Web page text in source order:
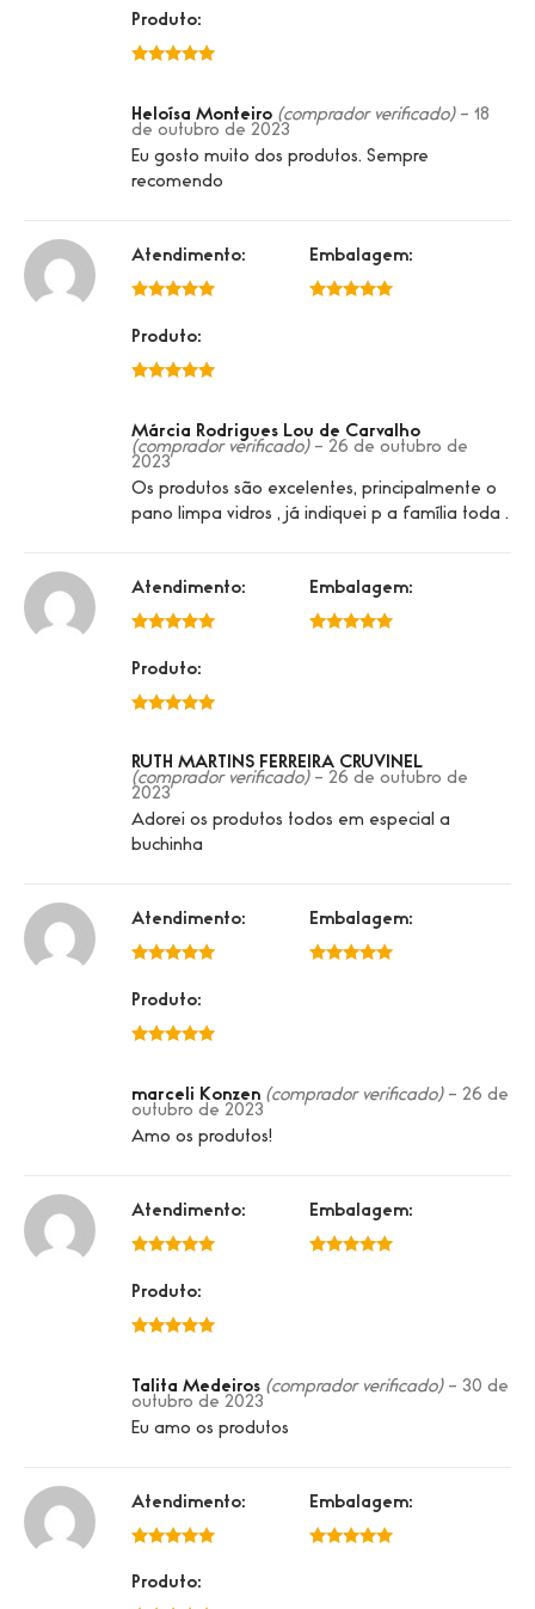
Produto:
Heloísa Monteiro (comprador verificado) – 18
de outubro de 2023
Eu gosto muito dos produtos. Sempre
recomendo
Atendimento: Embalagem:
Produto:
Márcia Rodrigues Lou de Carvalho
(comprador verificado) – 26 de outubro de
2023
Os produtos são excelentes, principalmente o
pano limpa vidros , já indiquei p a família toda .
Atendimento: Embalagem:
Produto:
RUTH MARTINS FERREIRA CRUVINEL
(comprador verificado) – 26 de outubro de
2023
Adorei os produtos todos em especial a
buchinha
Atendimento: Embalagem:
Produto:
marceli Konzen (comprador verificado) – 26 de
outubro de 2023
Amo os produtos!
Atendimento: Embalagem:
Produto:
Talita Medeiros (comprador verificado) – 30 de
outubro de 2023
Eu amo os produtos
Atendimento: Embalagem:
Produto: